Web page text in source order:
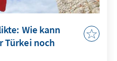
Wie kann
Türkei noch